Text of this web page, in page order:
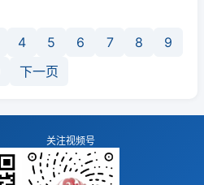
4 5 6 7 8
9
下一页
关注视频号